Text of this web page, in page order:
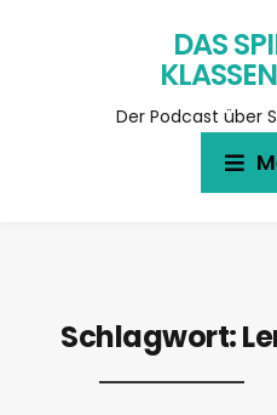
DAS
Der Podcast über
Schlagwort: